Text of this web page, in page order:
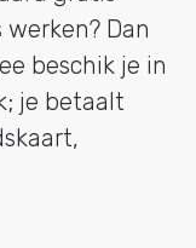
Dan
beschik je in
je betaalt